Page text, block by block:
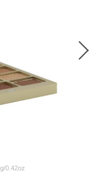
0.42oz